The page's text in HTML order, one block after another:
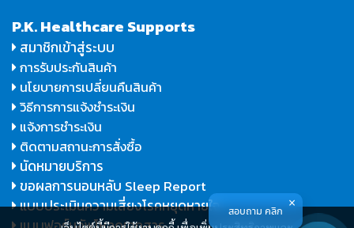
P.K. Healthcare Supports
สมาชิกเข้าสู่ระบบ
การรับประกันสินค้า
นโยบายการเปลี่ยนคืนสินค้า
วิธีการการแจ้งชำระเงิน
แจ้งการชำระเงิน
ติดตามสถานะการสั่งซื้อ
นัดหมายบริการ
ขอผลการนอนหลับ Sleep Report
แบบประเมินความเสี่ยงโรคหยุดหายใจ สอบถาม คลิก